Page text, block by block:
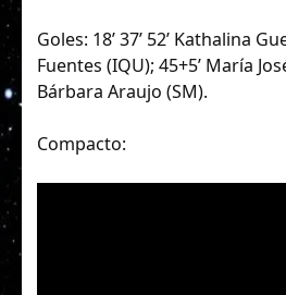
Goles: 18’ 37’ 52’ Kathalina
Fuentes (IQU); 45+5’ María
Bárbara Araujo (SM).
Compacto: